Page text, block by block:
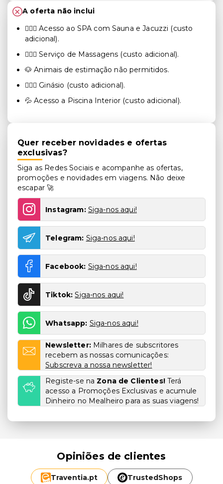
A oferta não inclui
💆🏻‍♀️ Acesso ao SPA com Sauna e Jacuzzi (custo
adicional).
💆🏻‍♀️ Serviço de Massagens (custo adicional).
🐶 Animais de estimação não permitidos.
🏋🏻‍♀️ Ginásio (custo adicional).
💦 Acesso a Piscina Interior (custo adicional).
Quer receber novidades e ofertas
exclusivas?
Siga as Redes Sociais e acompanhe as ofertas,
promoções e novidades em viagens. Não deixe
escapar 🚀
Instagram: Siga-nos aqui!
Telegram: Siga-nos aqui!
Facebook: Siga-nos aqui!
Tiktok: Siga-nos aqui!
Whatsapp: Siga-nos aqui!
Newsletter: Milhares de subscritores
recebem as nossas comunicações:
Subscreva a nossa newsletter!
Registe-se na Zona de Clientes!Terá
acesso a Promoções Exclusivas e acumule
Dinheiro no Mealheiro para as suas viagens!
Opiniões de clientes
Traventia.pt TrustedShops